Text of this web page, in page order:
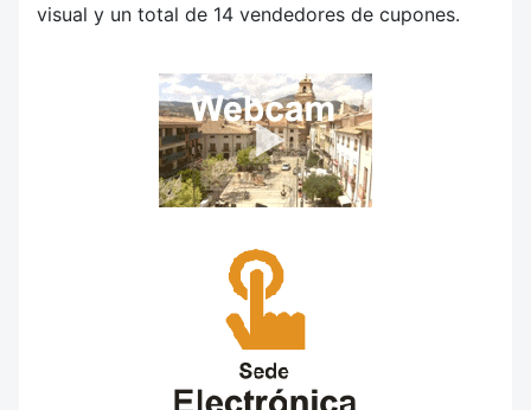
visual y un total de 14 vendedores de cupones.